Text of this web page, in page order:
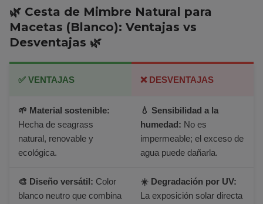
🌿 Cesta de Mimbre Natural para
Macetas (Blanco): Ventajas vs
Desventajas 🌿
✅ VENTAJAS ❌ DESVENTAJAS
🌱 Material sostenible:
Hecha de seagrass
natural, renovable y
ecológica.
💧 Sensibilidad a la
humedad: No es
impermeable; el exceso de
agua puede dañarla.
🎨 Diseño versátil: Color
blanco neutro que combina
☀️ Degradación por UV:
La exposición solar directa